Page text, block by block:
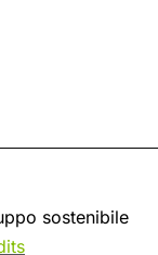
sostenibile